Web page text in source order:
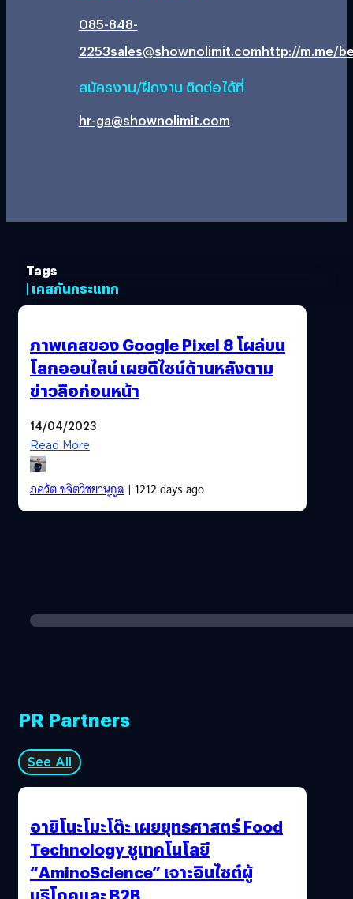
085-848-
2253sales@shownolimit.comhttp://m.me/
สมัครงาน/ฝึกงาน ติดต่อได้ที่
hr-ga@shownolimit.com
Tags
| เคสกันกระแทก
ภาพเคสของ Google Pixel 8 โผล่บน
โลกออนไลน์ เผยดีไซน์ด้านหลังตาม
ข่าวลือก่อนหน้า
14/04/2023
Read More
ภควัต ขจิตวิชยานุกูล| 1212 days ago
PR Partners
See All
อายิโนะโมะโต๊ะ เผยยุทธศาสตร์ Food
Technology ชูเทคโนโลยี
“AminoScience” เจาะอินไซต์ผู้